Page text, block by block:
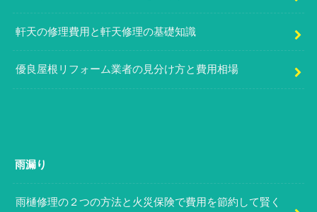
軒天の修理費用と軒天修理の基礎知識
優良屋根リフォーム業者の見分け方と費用相場
雨漏り
雨樋修理の２つの方法と火災保険で費用を節約して賢く